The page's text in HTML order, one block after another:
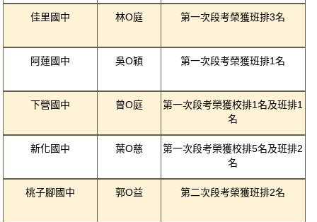
佳里國中 林O庭 第一次段考榮獲班排3名
阿蓮國中 吳O穎 第一次段考榮獲班排1名
下營國中 曾O庭
第一次段考榮獲校排1名及班排1
名
新化國中 葉O慈
第一次段考榮獲校排5名及班排2
名
桃子腳國中 郭O益 第二次段考榮獲班排2名